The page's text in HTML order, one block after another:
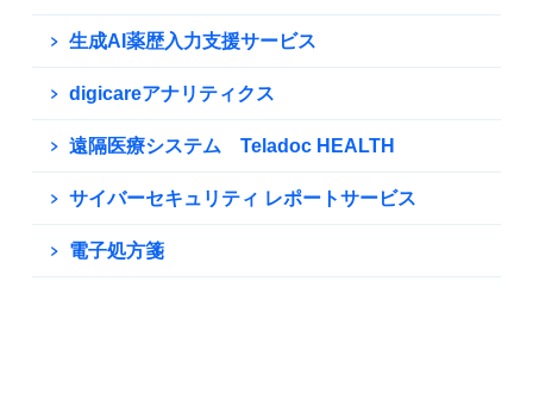
生成AI薬歴入力支援サービス
digicareアナリティクス
遠隔医療システム Teladoc HEALTH
サイバーセキュリティ レポートサービス
電子処方箋